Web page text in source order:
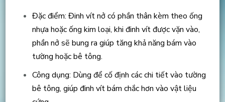
Đặc điểm: Đinh vít nở có phần thân kèm theo ống
nhựa hoặc ống kim loại, khi đinh vít được vặn vào,
phần nở sẽ bung ra giúp tăng khả năng bám vào
tường hoặc bê tông.
Công dụng: Dùng để cố định các chi tiết vào tường
bê tông, giúp đinh vít bám chắc hơn vào vật liệu